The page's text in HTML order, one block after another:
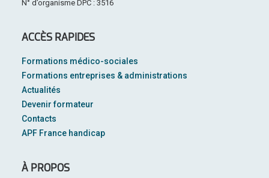
N° d’organisme DPC : 3516
ACCÈS RAPIDES
Formations médico-sociales
Formations entreprises & administrations
Actualités
Devenir formateur
Contacts
APF France handicap
À PROPOS